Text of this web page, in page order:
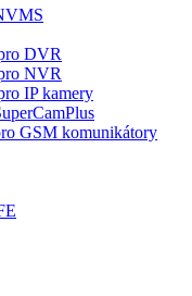
DVR
NVR
IP kamery
GSM komunikátory